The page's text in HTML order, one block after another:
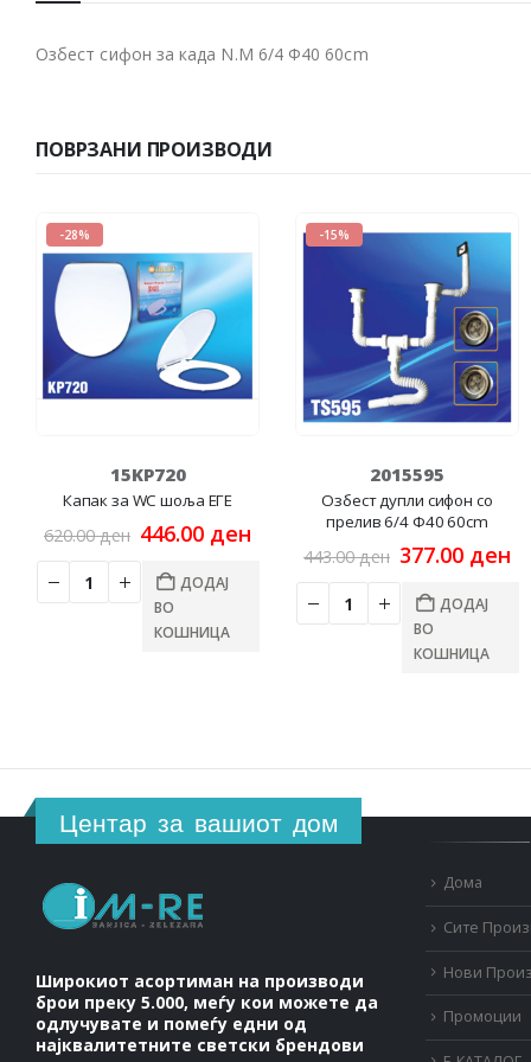
Озбест сифон за када N.M 6/4 Ф40 60cm
ПОВРЗАНИ ПРОИЗВОДИ
-28%
15KP720
Капак за WC шоља ЕГЕ
620.00ден Original
was:
620.00 ден.
446.00 ден Current
446.00 ден.
ДОДАЈ
ВО
КОШНИЦА
-15%
2015595
Озбест дупли сифон со
прелив 6/4 Ф40 60cm
443.00ден Original
was:
443.00 ден.
377.00 ден
ДОДАЈ
ВО
КОШНИЦА
Центар за вашиот дом
Широкиот асортиман на производи
брои преку 5.000, меѓу кои можете да
одлучувате и помеѓу едни од
најквалитетните светски брендови
Дома
Сите
Нови
Промоции